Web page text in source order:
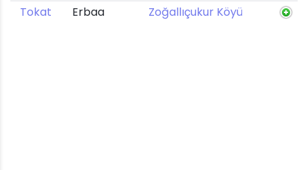
Tokat
Erbaa Zoğallıçukur Köyü